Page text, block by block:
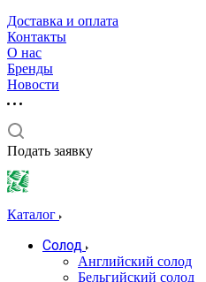
Доставка и оплата
Контакты
О нас
Бренды
Новости
Подать заявку
Каталог
Солод
Английский солод
Бельгийский солод